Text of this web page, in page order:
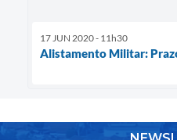
17 JUN 2020 - 11h30
Alistamento Militar: